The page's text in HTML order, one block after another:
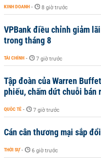
KINH DOANH - 8 giờ trước
VPBank điều chỉnh giảm
trong tháng 8
TÀI CHÍNH - 7 giờ trước
Tập đoàn của Warren
phiếu, chấm dứt chuỗi bán
QUỐC TẾ - 7 giờ trước
Cán cân thương mại sắp
THỜI SỰ - 6 giờ trước